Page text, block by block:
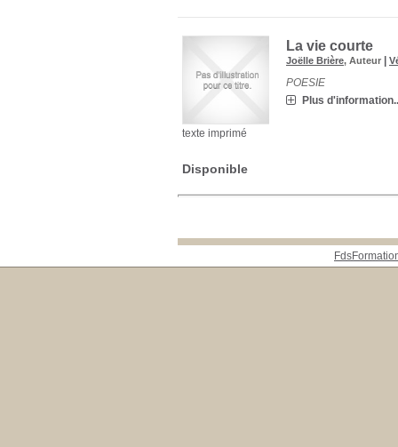
texte imprimé
La vie courte
Joëlle Brière, Auteur |
POESIE
Plus
Disponible